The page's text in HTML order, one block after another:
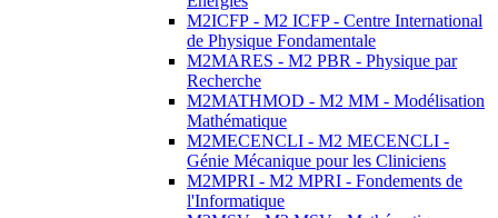
M2ICFP - M2 ICFP - Centre International
de Physique Fondamentale
M2MARES - M2 PBR - Physique par
Recherche
M2MATHMOD - M2 MM - Modélisation
Mathématique
M2MECENCLI - M2 MECENCLI -
Génie Mécanique pour les Cliniciens
M2MPRI - M2 MPRI - Fondements de
l'Informatique